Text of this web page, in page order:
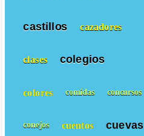
castillos cazadores
clases colegios
colores comidas concursos
conejos cuentos cuevas